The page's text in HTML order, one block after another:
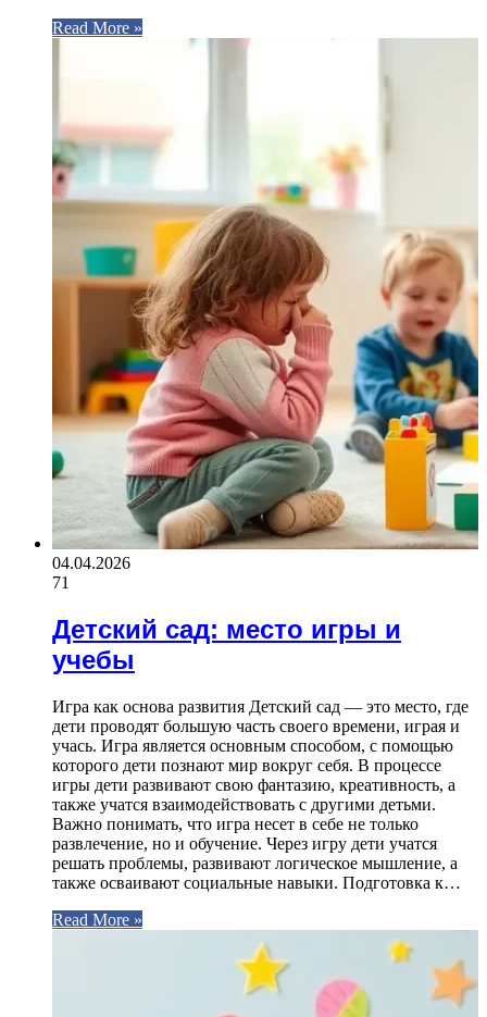
Read More »
04.04.2026
71
Детский сад: место игры и
учебы
Игра как основа развития Детский сад — это место, где
дети проводят большую часть своего времени, играя и
учась. Игра является основным способом, с помощью
которого дети познают мир вокруг себя. В процессе
игры дети развивают свою фантазию, креативность, а
также учатся взаимодействовать с другими детьми.
Важно понимать, что игра несет в себе не только
развлечение, но и обучение. Через игру дети учатся
решать проблемы, развивают логическое мышление, а
также осваивают социальные навыки. Подготовка к…
Read More »